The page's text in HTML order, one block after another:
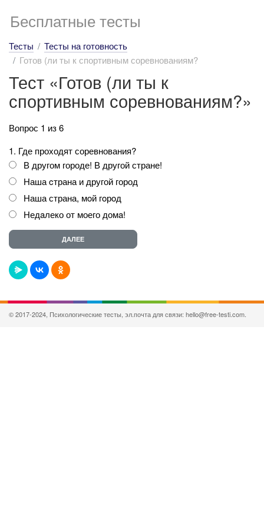
Бесплатные тесты
Тесты
Тесты на готовность
Готов (ли ты к спортивным соревнованиям?
Тест «Готов (ли ты к
спортивным соревнованиям?»
Вопрос 1 из 6
1. Где проходят соревнования?
В другом городе! В другой стране!
Наша cтрана и другой город
Наша страна, мoй гoрoд
Недaлеко от моего домa!
© 2017-2024, Психологические тесты, эл.почта для связи: hello@free-testi.com.